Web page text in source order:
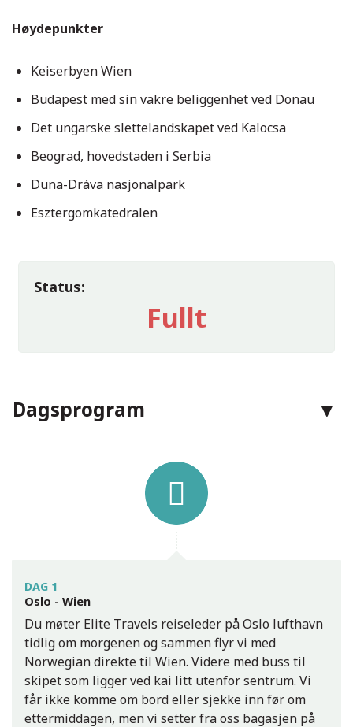
Operaen i Wien
Parlamentsbygningen i Budapest
Høydepunkter
Keiserbyen Wien
Budapest med sin vakre beliggenhet ved Donau
Det ungarske slettelandskapet ved Kalocsa
Beograd, hovedstaden i Serbia
Duna-Dráva nasjonalpark
Esztergomkatedralen
Status:
Fullt
Telefon:
post@elitetravel.no
elitetravel.no
Ring oss
Dagsprogram
DAG 1
Oslo - Wien
Du møter Elite Travels reiseleder på Oslo lufthavn
tidlig om morgenen og sammen flyr vi med
Norwegian direkte til Wien. Videre med buss til
skipet som ligger ved kai litt utenfor sentrum. Vi
får ikke komme om bord eller sjekke inn før om
ettermiddagen, men vi setter fra oss bagasjen på